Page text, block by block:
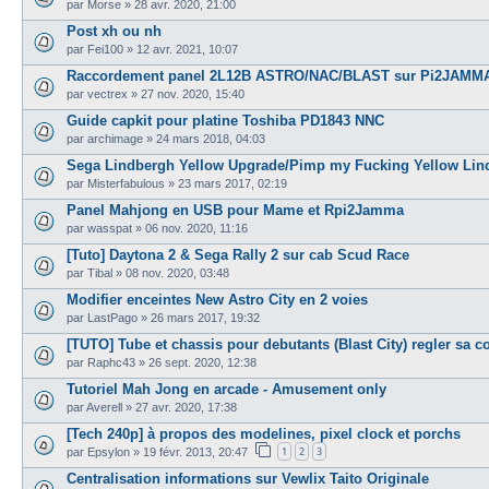
par Morse » 28 avr. 2020, 21:00
Post xh ou nh
par Fei100 » 12 avr. 2021, 10:07
Raccordement panel 2L12B ASTRO/NAC/BLAST sur
par vectrex » 27 nov. 2020, 15:40
Guide capkit pour platine Toshiba PD1843 NNC
par archimage » 24 mars 2018, 04:03
Sega Lindbergh Yellow Upgrade/Pimp my Fucking Yellow
par Misterfabulous » 23 mars 2017, 02:19
Panel Mahjong en USB pour Mame et Rpi2Jamma
par wasspat » 06 nov. 2020, 11:16
[Tuto] Daytona 2 & Sega Rally 2 sur cab Scud Race
par Tibal » 08 nov. 2020, 03:48
Modifier enceintes New Astro City en 2 voies
par LastPago » 26 mars 2017, 19:32
[TUTO] Tube et chassis pour debutants (Blast City) regler sa
par Raphc43 » 26 sept. 2020, 12:38
Tutoriel Mah Jong en arcade - Amusement only
parAverell » 27 avr. 2020, 17:38
[Tech 240p] à propos des modelines, pixel clock et porchs
par Epsylon » 19 févr. 2013, 20:47 1 2 3
Centralisation informations sur Vewlix Taito Originale